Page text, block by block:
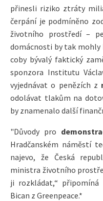
přinesli riziko ztráty
čerpání je podmíněno
životního prostředí –
domácnosti by tak mohly
coby bývalý faktický
sponzora Institutu
vyjednávat o penězích z
odolávat tlakům na
by znamenalo další
"Důvody pro
Hradčanském náměstí
najevo, že Česká
ministra životního
ji rozkládat,“
Bican z Greenpeace.*